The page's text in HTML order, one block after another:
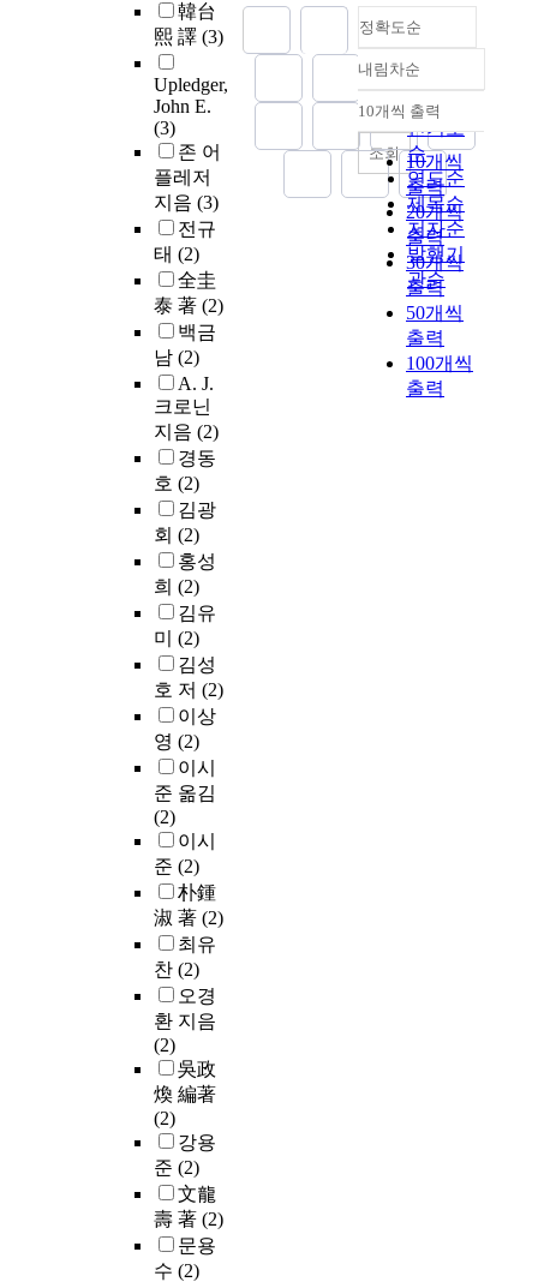
韓台
熙 譯 (3)
Upledger,
John E.
(3)
존 어
플레저
지음 (3)
전규
태 (2)
全圭
泰 著 (2)
백금
남 (2)
A. J.
크로닌
지음 (2)
경동
호 (2)
김광
회 (2)
홍성
희 (2)
김유
미 (2)
김성
호 저 (2)
이상
영 (2)
이시
준 옮김
(2)
이시
준 (2)
朴鍾
淑 著 (2)
최유
찬 (2)
오경
환 지음
(2)
吳政
煥 編著
(2)
강용
준 (2)
文龍
壽 著 (2)
문용
수 (2)
정확도순
정확도
순
인기도
순
연도순
제목순
저자순
발행기
관순
내림차순
내림차순
10개씩 출력
10개씩
출력
20개씩
출력
30개씩
출력
50개씩
출력
100개씩
출력
조회